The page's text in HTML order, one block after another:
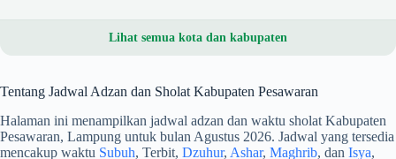
Lihat semua kota dan kabupaten
Tentang Jadwal Adzan dan Sholat Kabupaten Pesawaran
Halaman ini menampilkan jadwal adzan dan waktu sholat Kabupaten
Pesawaran, Lampung untuk bulan Agustus 2026. Jadwal yang tersedia
mencakup waktu Subuh, Terbit, Dzuhur, Ashar, Maghrib, dan Isya,